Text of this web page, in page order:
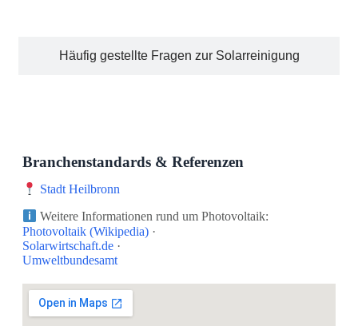
Häufig gestellte Fragen zur Solarreinigung
Branchenstandards & Referenzen
Stadt Heilbronn
Weitere Informationen rund um Photovoltaik:
Photovoltaik (Wikipedia) ·
Solarwirtschaft.de ·
Umweltbundesamt